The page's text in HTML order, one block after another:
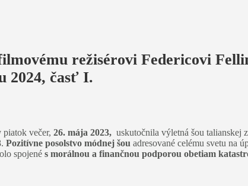
režisérovi Federicovi
2024, časť I.
piatok večer, 26. mája 2023, uskutočnila výletná šou talianskej
Pozitívne posolstvo módnej šou adresované celému svetu na
spojené s morálnou a finančnou podporou obetiam